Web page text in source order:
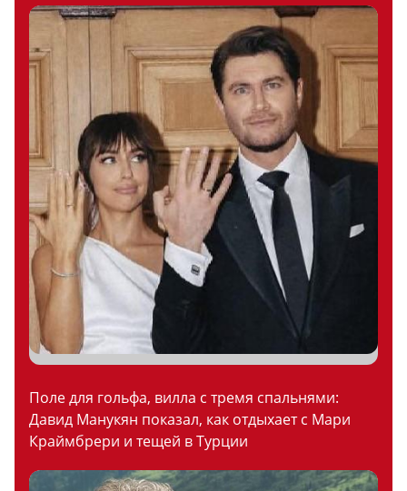
Поле для гольфа, вилла с тремя спальнями:
Давид Манукян показал, как отдыхает с Мари
Краймбрери и тещей в Турции